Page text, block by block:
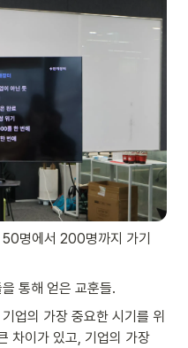
명에서 200명까지 가기
통해 얻은 교훈들.
업의 가장 중요한 시기를 위
차이가 있고, 기업의 가장